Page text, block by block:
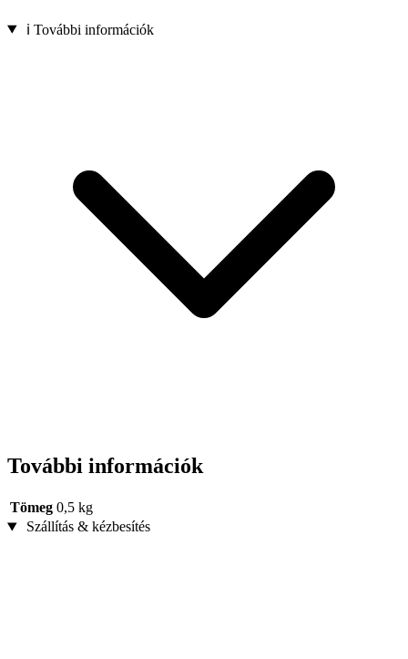
ℹ️ További információk
További információk
Tömeg 0,5 kg
Szállítás & kézbesítés